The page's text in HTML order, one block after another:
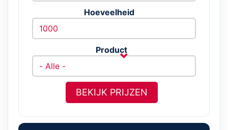
Hoeveelheid
Product
BEKIJK PRIJZEN